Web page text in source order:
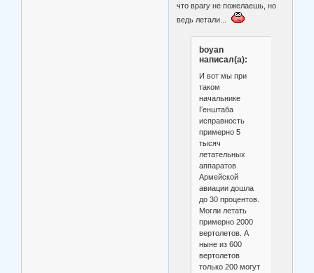
что врагу не пожелаешь, но
ведь летали...
boyan
написал(а):
И вот мы при
таком
начальнике
Генштаба
исправность
примерно 5
тысяч
летательных
аппаратов
Армейской
авиации дошла
до 30 процентов.
Могли летать
примерно 2000
вертолетов. А
ныне из 600
вертолетов
только 200 могут